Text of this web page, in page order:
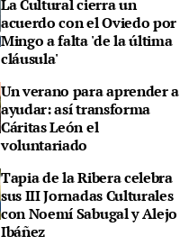
La Cultural cierra un
acuerdo con el Oviedo por
Mingo a falta 'de la última
cláusula'
Un verano para aprender a
ayudar: así transforma
Cáritas León el
voluntariado
Tapia de la Ribera celebra
sus III Jornadas Culturales
con Noemí Sabugal y Alejo
Ibáñez